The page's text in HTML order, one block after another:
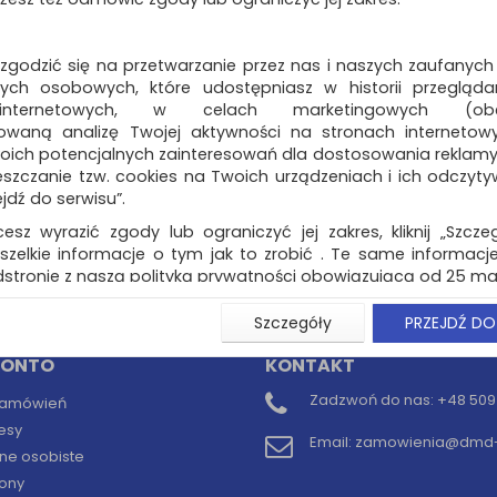
35g/m2,
folia bąbelkowa…
Dostępność: 3 dni
( 0)
osobiste
KONTAKT
Zadzwoń do nas: +48 509
Email:
się na przetwarzanie przez nas i naszych
osobowych, które udostępniasz w historii
w celach marketingowych
analizę Twojej aktywności na stronach
potencjalnych zainteresowań dla dostosowania
tzw. cookies na Twoich urządzeniach i ich
do serwisu”.
wyrazić zgody lub ograniczyć jej zakres, kliknij
informacje o tym jak to zrobić . Te same
z naszą polityką prywatności obowiązującą od 25
użytkowników zalogowanych, aby umożliwić
i związane z tym prawidłowe działanie naszej
np. wysłanie potwierdzenia zamówienia na
Państwu prawidłowych informacji o promocjach
ważna jest Państwa wcześniejsza zgoda której
zgoda jest dobrowolna i można ją w dowolnym
(rozwiń)
Szczegóły PRZEJDŹ